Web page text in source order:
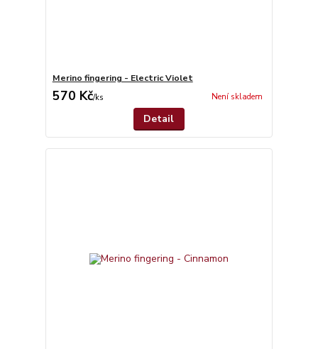
Merino fingering - Electric Violet
570 Kč/ks Není skladem
Detail